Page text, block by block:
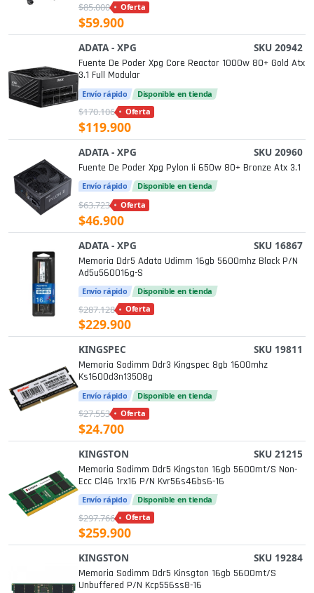
$85.000 Oferta
$59.900
ADATA - XPG SKU 20942
Fuente De Poder Xpg Core Reactor 1000w 80+ Gold Atx
3.1 Full Modular
Envío rápido Disponible en tienda
$170.106 Oferta
$119.900
ADATA - XPG SKU 20960
Fuente De Poder Xpg Pylon Ii 650w 80+ Bronze Atx 3.1
Envío rápido Disponible en tienda
$63.723 Oferta
$46.900
ADATA - XPG SKU 16867
Memoria Ddr5 Adata Udimm 16gb 5600mhz Black P/n
Ad5u560016g-S
Envío rápido Disponible en tienda
$287.128 Oferta
$229.900
KINGSPEC SKU 19811
Memoria Sodimm Ddr3 Kingspec 8gb 1600mhz
Ks1600d3n13508g
Envío rápido Disponible en tienda
$27.553 Oferta
$24.700
KINGSTON SKU 21215
Memoria Sodimm Ddr5 Kingston 16gb 5600mt/s Non-
Ecc Cl46 1rx16 P/n Kvr56s46bs6-16
Envío rápido Disponible en tienda
$297.766 Oferta
$259.900
KINGSTON SKU 19284
Memoria Sodimm Ddr5 Kinsgton 16gb 5600mt/s
Unbuffered P/n Kcp556ss8-16